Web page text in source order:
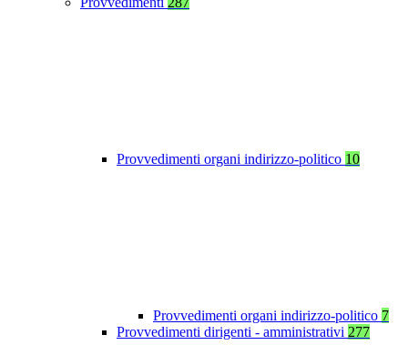
Provvedimenti organi indirizzo-politico 10
Provvedimenti organi indirizzo-politico 7
Provvedimenti dirigenti - amministrativi 277